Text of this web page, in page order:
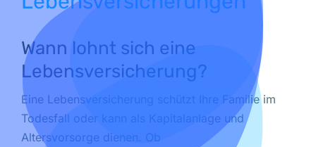
Wann lohnt sich eine
Lebensversicherung?
Eine Lebensversicherung schützt Ihre Familie im
Todesfall oder kann als Kapitalanlage und
Altersvorsorge dienen. Ob